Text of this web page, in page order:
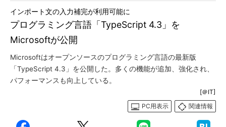
プログラミング言語「TypeScript 4.3」を
Microsoftが公開
インポート文の入力補完が利用可能に
Microsoftはオープンソースのプログラミング言語の最新版
「TypeScript 4.3」を公開した。多くの機能が追加、強化され、
パフォーマンスも向上している。
[＠IT]
PC用表示
関連情報